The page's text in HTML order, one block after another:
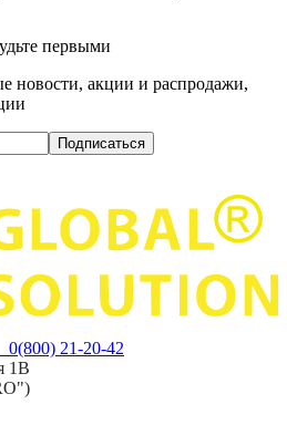
первыми
новости, акции и распродажи,
Подписаться
0(800) 21-20-42
1В